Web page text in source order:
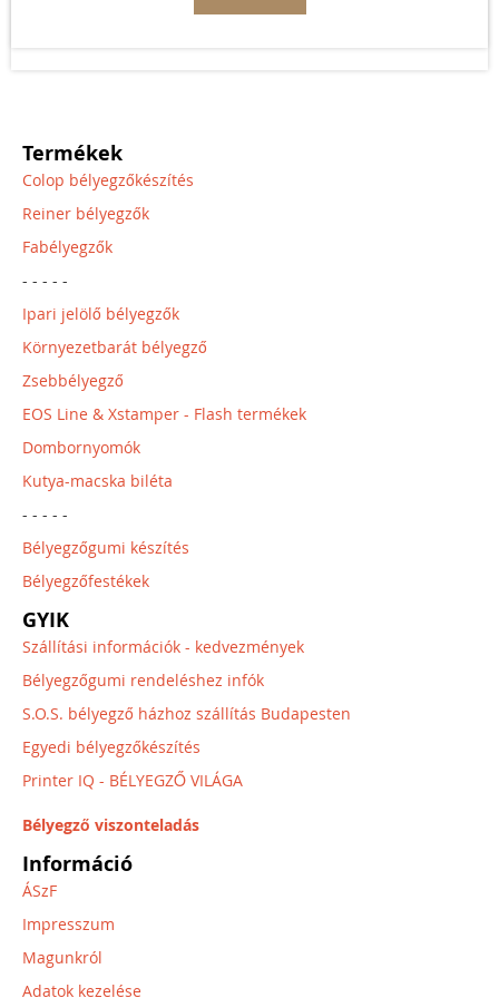
Termékek
Colop bélyegzőkészítés
Reiner bélyegzők
Fabélyegzők
- - - - -
Ipari jelölő bélyegzők
Környezetbarát bélyegző
Zsebbélyegző
EOS Line & Xstamper - Flash termékek
Dombornyomók
Kutya-macska biléta
- - - - -
Bélyegzőgumi készítés
Bélyegzőfestékek
GYIK
Szállítási információk - kedvezmények
Bélyegzőgumi rendeléshez infók
S.O.S. bélyegző házhoz szállítás Budapesten
Egyedi bélyegzőkészítés
Printer IQ - BÉLYEGZŐ VILÁGA
Bélyegző viszonteladás
Információ
ÁSzF
Impresszum
Magunkról
Adatok kezelése